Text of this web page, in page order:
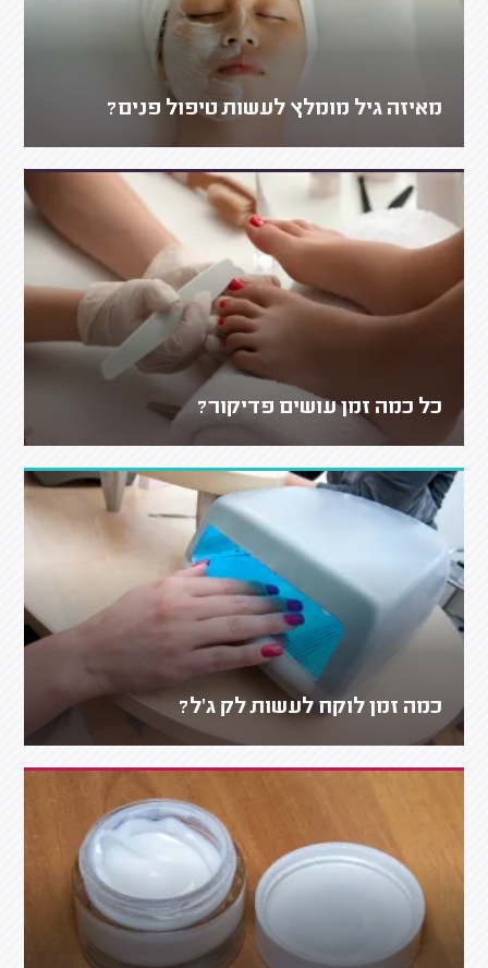
מאיזה גיל מומלץ לעשות טיפול פנים?
כל כמה זמן עושים פדיקור?
כמה זמן לוקח לעשות לק ג'ל?